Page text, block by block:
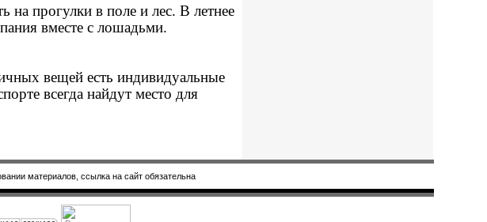
на прогулки в поле и лес. В летнее
вместе с лошадьми.
вещей есть индивидуальные
всегда найдут место для
материалов, ссылка на сайт обязательна